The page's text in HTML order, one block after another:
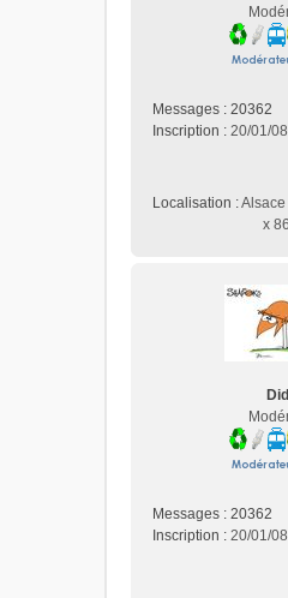
Messages : 20362
Inscription : 20/01/
Localisation :Alsace
x
Messages : 20362
Inscription : 20/01/